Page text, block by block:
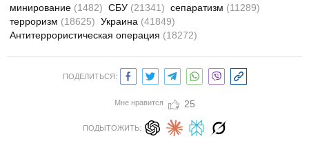
минирование (1482) СБУ (21341) сепаратизм (11289)
терроризм (18625) Украина (41849)
Антитеррористическая операция (18272)
ПОДЕЛИТЬСЯ:
Мне нравится 25
ПОДЫТОЖИТЬ: